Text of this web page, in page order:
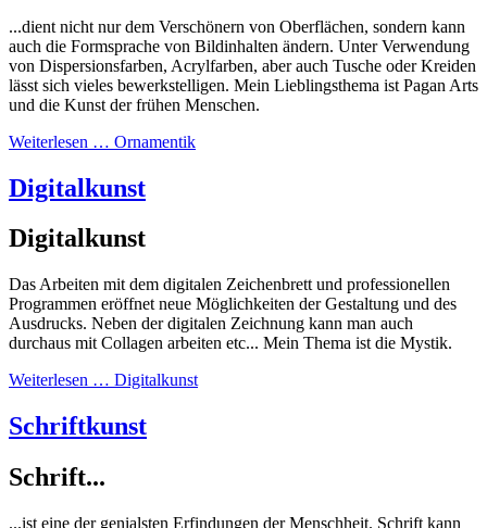
...dient nicht nur dem Verschönern von Oberflächen, sondern kann
auch die Formsprache von Bildinhalten ändern. Unter Verwendung
von Dispersionsfarben, Acrylfarben, aber auch Tusche oder Kreiden
lässt sich vieles bewerkstelligen. Mein Lieblingsthema ist Pagan Arts
und die Kunst der frühen Menschen.
Weiterlesen … Ornamentik
Digitalkunst
Digitalkunst
Das Arbeiten mit dem digitalen Zeichenbrett und professionellen
Programmen eröffnet neue Möglichkeiten der Gestaltung und des
Ausdrucks. Neben der digitalen Zeichnung kann man auch
durchaus mit Collagen arbeiten etc... Mein Thema ist die Mystik.
Weiterlesen … Digitalkunst
Schriftkunst
Schrift...
...ist eine der genialsten Erfindungen der Menschheit. Schrift kann